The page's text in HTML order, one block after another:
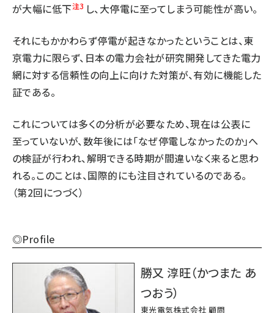
が大幅に低下注3 し、大停電に至ってしまう可能性が高い。
それにもかかわらず停電が起きなかったということは、東
京電力に限らず、日本の電力会社が研究開発してきた電力
網に対する信頼性の向上に向けた対策が、有効に機能した
証である。
これについては多くの分析が必要なため、現在は公表に
至っていないが、数年後には「なぜ停電しなかったのか」へ
の検証が行われ、解明できる時期が間違いなく来ると思わ
れる。このことは、国際的にも注目されているのである。
（第2回につづく）
◎Profile
勝又 淳旺（かつまた あ
つおう）
東光電気株式会社 顧問